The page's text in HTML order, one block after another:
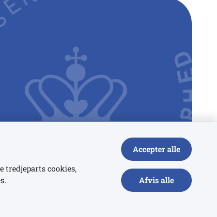
tredjeparts cookies,
Accepter alle
Afvis alle